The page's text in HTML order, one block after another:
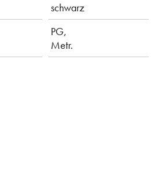
schwarz
PG,
Metr.